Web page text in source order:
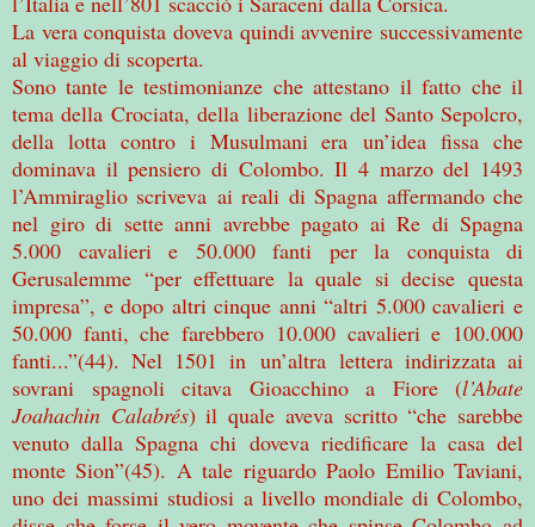
La vera conquista doveva quindi avvenire successivamente
al viaggio di scoperta.
Sono tante le testimonianze che attestano il fatto che il
tema della Crociata, della liberazione del Santo Sepolcro,
della lotta contro i Musulmani era un’idea fissa che
dominava il pensiero di Colombo. Il 4 marzo del 1493
l’Ammiraglio scriveva ai reali di Spagna affermando che
nel giro di sette anni avrebbe pagato ai Re di Spagna
5.000 cavalieri e 50.000 fanti per la conquista di
Gerusalemme “per effettuare la quale si decise questa
impresa”, e dopo altri cinque anni “altri 5.000 cavalieri e
50.000 fanti, che farebbero 10.000 cavalieri e 100.000
fanti...”(44). Nel 1501 in un’altra lettera indirizzata ai
sovrani spagnoli citava Gioacchino a Fiore (l’Abate
Joahachin Calabrés) il quale aveva scritto “che sarebbe
venuto dalla Spagna chi doveva riedificare la casa del
monte Sion”(45). A tale riguardo Paolo Emilio Taviani,
uno dei massimi studiosi a livello mondiale di Colombo,